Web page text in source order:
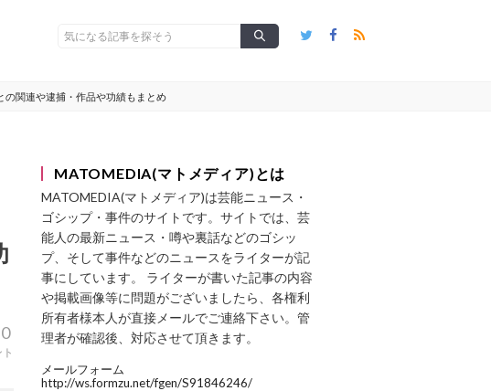
の関連や逮捕・作品や功績もまとめ
0
MATOMEDIA(マトメディア)とは
MATOMEDIA(マトメディア)は芸能ニュース・
ゴシップ・事件のサイトです。サイトでは、芸
能人の最新ニュース・噂や裏話などのゴシッ
プ、そして事件などのニュースをライターが記
事にしています。 ライターが書いた記事の内容
や掲載画像等に問題がございましたら、各権利
所有者様本人が直接メールでご連絡下さい。管
理者が確認後、対応させて頂きます。
メールフォーム
http://ws.formzu.net/fgen/S91846246/